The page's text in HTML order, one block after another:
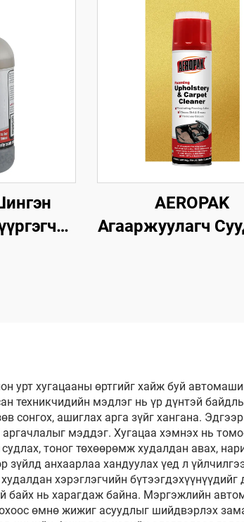
AEROPAK
Агааржуулагч
урт хугацааны өртгийг хайж буй
техникчидийн мэдлэг нь үр дүнтэй
сонгох, ашиглах арга зүйг хангана.
мэддэг. Хугацаа хэмнэх нь
тоног төхөөрөмж худалдан авах,
анхаарлаа хандуулах үед л
хэрэглэгчийн бүтээгдэхүүнүүдийг
байх нь харагдаж байна. Мэргэжлийн
өмнө жижиг асуудлыг шийдвэрлэх